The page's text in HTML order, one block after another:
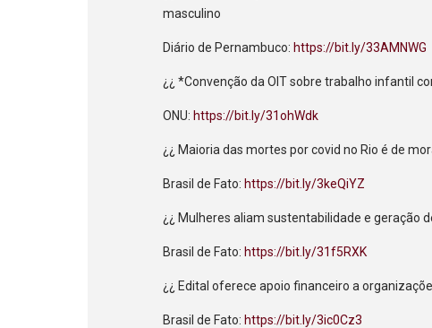
masculino
Diário de Pernambuco: https://bit.ly/33AMNWG
¿¿ *Convenção da OIT sobre trabalho infantil
ONU: https://bit.ly/31ohWdk
¿¿ Maioria das mortes por covid no Rio é de
Brasil de Fato: https://bit.ly/3keQiYZ
¿¿ Mulheres aliam sustentabilidade e geração
Brasil de Fato: https://bit.ly/31f5RXK
¿¿ Edital oferece apoio financeiro a
Brasil de Fato: https://bit.ly/3ic0Cz3